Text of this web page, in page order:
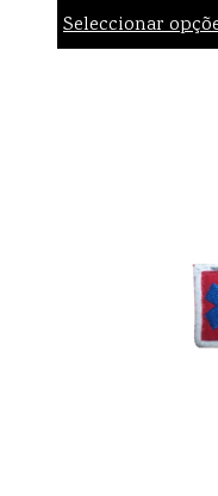
Seleccionar